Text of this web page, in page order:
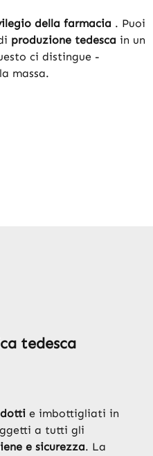
della farmacia . Puoi
produzione tedesca in un
ci distingue -
massa.
tedesca
e imbottigliati in
a tutti gli
e sicurezza. La